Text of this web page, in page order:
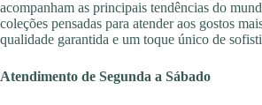
acompanham as principais tendências do
coleções pensadas para atender aos gostos
qualidade garantida e um toque único de
Atendimento de Segunda a Sábado